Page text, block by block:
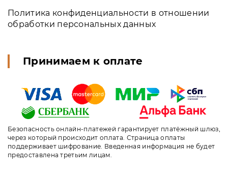
Политика конфиденциальности в отношении
обработки персональных данных
Принимаем к оплате
Безопасность онлайн-платежей гарантирует платёжный шлюз,
через который происходит оплата. Страница оплаты
поддерживает шифрование. Введенная информация не будет
предоставлена третьим лицам.